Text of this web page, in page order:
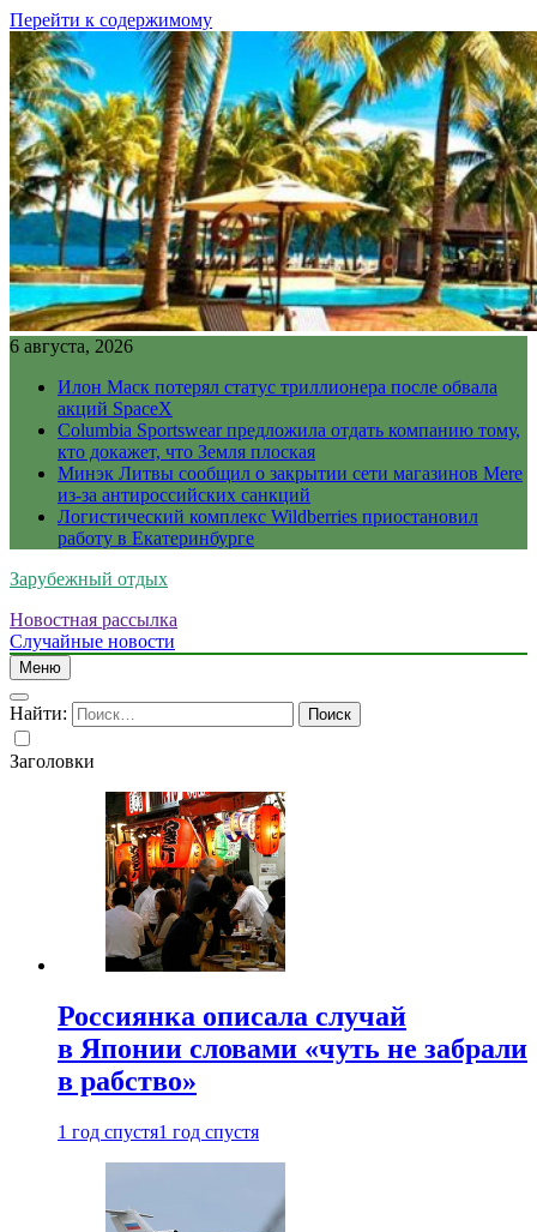
Перейти к содержимому
6 августа, 2026
Илон Маск потерял статус триллионера после обвала
акций SpaceX
Columbia Sportswear предложила отдать компанию тому,
кто докажет, что Земля плоская
Минэк Литвы сообщил о закрытии сети магазинов Mere
из-за антироссийских санкций
Логистический комплекс Wildberries приостановил
работу в Екатеринбурге
Зарубежный отдых
Новостная рассылка
Случайные новости
Меню
Найти:
Заголовки
Россиянка описала случай
в Японии словами «чуть не забрали
в рабство»
1 год спустя1 год спустя